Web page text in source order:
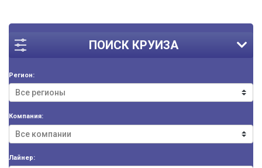
ПОИСК КРУИЗА
Регион:
Компания:
Лайнер: